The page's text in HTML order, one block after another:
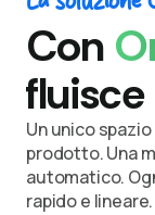
Con
fluisce
Un unico
prodotto.Una
automatico.
rapido e lineare.